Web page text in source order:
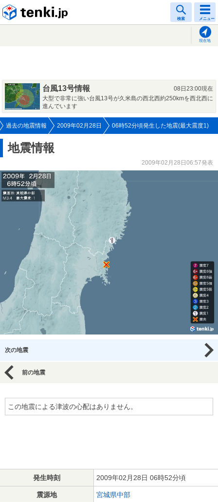
検索 メニュー
現在地
台風13号情報
08日23:00現在
大型で非常に強い台風13号が久米島の西北西約250kmを西北西に
進んでいます
過去の地震情報 2009年02月28日 06時52分頃発生した地震(最大震度1)
地震情報
2009年02月28日06:57発表
次の地震
前の地震
この地震による津波の心配はありません。
発生時刻 2009年02月28日 06時52分頃
震源地 宮城県中部